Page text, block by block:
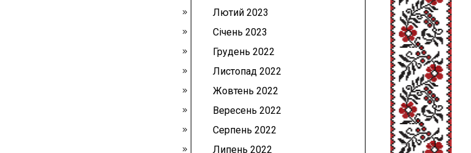
Лютий 2023
Січень 2023
Грудень 2022
Листопад 2022
Жовтень 2022
Вересень 2022
Серпень 2022
Липень 2022